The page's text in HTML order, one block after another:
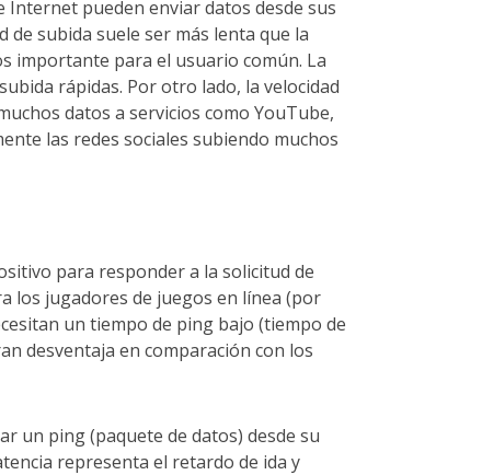
Internet pueden enviar datos desde sus
de subida suele ser más lenta que la
importante para el usuario común. La
rápidas. Por otro lado, la velocidad
datos a servicios como YouTube,
las redes sociales subiendo muchos
para responder a la solicitud de
los jugadores de juegos en línea (por
un tiempo de ping bajo (tiempo de
desventaja en comparación con los
un ping (paquete de datos) desde su
representa el retardo de ida y